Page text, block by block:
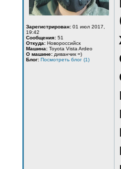
Зарегистрирован: 01 июл 2017,
19:42
Сообщения: 51
Откуда: Новороссийск
Машина: Toyota Vista Ardeo
О машине: диванчик =)
Блог: Посмотреть блог (1)